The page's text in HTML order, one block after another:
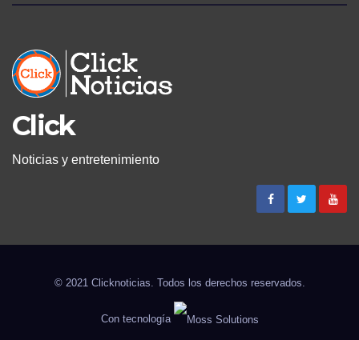
Click
Noticias y entretenimiento
© 2021 Clicknoticias. Todos los derechos reservados.
Con tecnología